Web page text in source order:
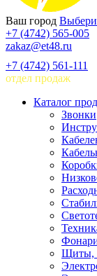
Ваш город
+7 (4742) 565-005
zakaz@et48.ru
+7 (4742) 561-111
отдел продаж
Каталог
Звонки
Щиты,